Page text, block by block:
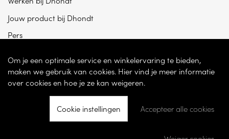
Jouw product bij Dhondt
Pers
© 2026 - Dhondt Interieur NV – Ondernemingsnummer BE 0865 787 950 –
Om je een optimale service en winkelervaring te bieden,
maken we gebruik van cookies. Hier vind je meer informatie
over cookies en hoe je ze kan weigeren.
Cookie instellingen Accepteer alle cookies